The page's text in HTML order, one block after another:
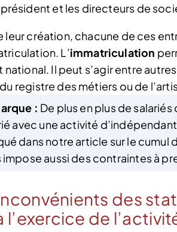
et les directeurs de
leur création, chacune de ces
L’immatriculation
national. Il peut s’agir entre
registre des métiers ou de
: De plus en plus de
avec une activité
dans notre article sur le
impose aussi des contraintes à
des
l’exercice de